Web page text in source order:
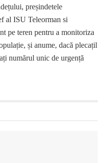
preșindetele
al ISU Teleorman si
pe teren pentru a monitoriza
și anume, dacă plecațil
numărul unic de urgență